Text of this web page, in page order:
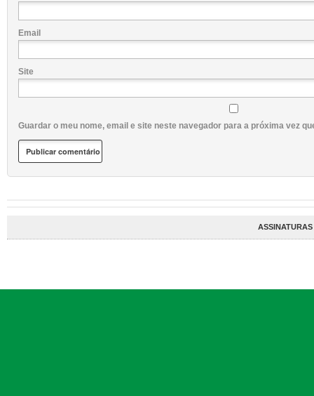
Email
Site
Guardar o meu nome, email e site neste navegador para a próxima vez
ASSINATURAS